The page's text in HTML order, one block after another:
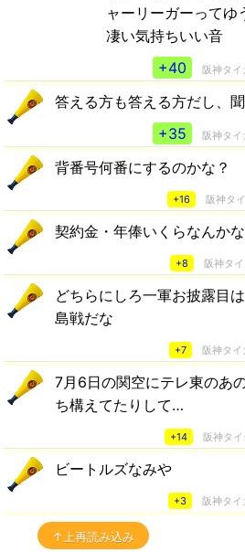
ャーリーガーってゆ
凄い気持ちいい音
+40
阪神タイ
答える方も答える方だし、
+35
阪神タイ
背番号何番にするのかな？
+16 阪神タイ
契約金・年俸いくらなんか
+8 阪神タイ
どちらにしろ一軍お披露目
島戦だな
+7 阪神タイ
7月6日の関空にテレ東のあ
ち構えてたりして…
+14 阪神タイ
ビートルズなみや
+3 阪神タイ
↑上再読み込み